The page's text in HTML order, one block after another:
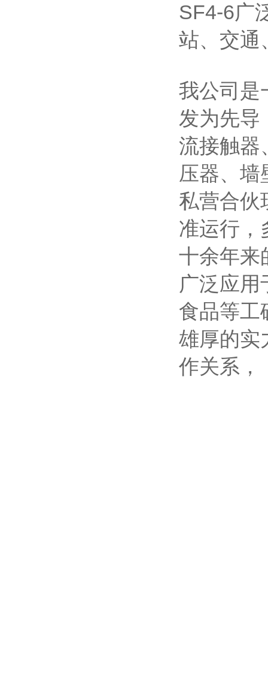
SF4-6广
站、交通
我公司是
发为先导
流接触器
压器、墙
私营合伙
准运行，
十余年来
广泛应
食品等工
雄厚的实
作关系，